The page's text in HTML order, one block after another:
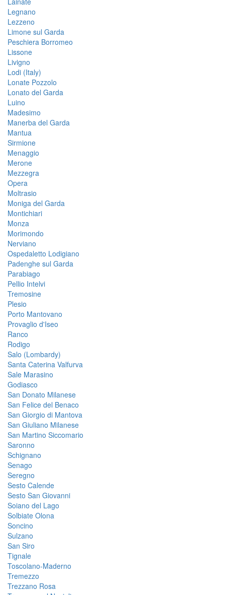
Legnano
Lezzeno
Limone sul Garda
Peschiera Borromeo
Lissone
Livigno
Lodi (Italy)
Lonate Pozzolo
Lonato del Garda
Luino
Madesimo
Manerba del Garda
Mantua
Sirmione
Menaggio
Merone
Mezzegra
Opera
Moltrasio
Moniga del Garda
Montichiari
Monza
Morimondo
Nerviano
Ospedaletto Lodigiano
Padenghe sul Garda
Parabiago
Pellio Intelvi
Tremosine
Plesio
Porto Mantovano
Provaglio d'Iseo
Ranco
Rodigo
Salo (Lombardy)
Santa Caterina Valfurva
Sale Marasino
Godiasco
San Donato Milanese
San Felice del Benaco
San Giorgio di Mantova
San Giuliano Milanese
San Martino Siccomario
Saronno
Schignano
Senago
Seregno
Sesto Calende
Sesto San Giovanni
Soiano del Lago
Solbiate Olona
Soncino
Sulzano
San Siro
Tignale
Toscolano-Maderno
Tremezzo
Trezzano Rosa